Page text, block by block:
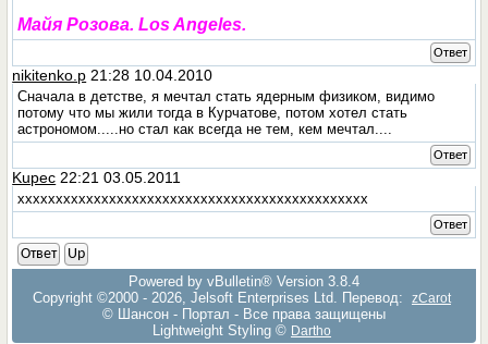
Майя Розова. Los Angeles.
Ответ
nikitenko.p 21:28 10.04.2010
Сначала в детстве, я мечтал стать ядерным физиком, видимо
потому что мы жили тогда в Курчатове, потом хотел стать
астрономом.....но стал как всегда не тем, кем мечтал....
Ответ
Kupec 22:21 03.05.2011
хххххххххххххххххххххххххххххххххххххххххххххх
Ответ
Ответ
Up
Powered by vBulletin® Version 3.8.4
Copyright ©2000 - 2026, Jelsoft Enterprises Ltd. Перевод:
zCarot
© Шансон - Портал - Все права защищены
Lightweight Styling © Dartho